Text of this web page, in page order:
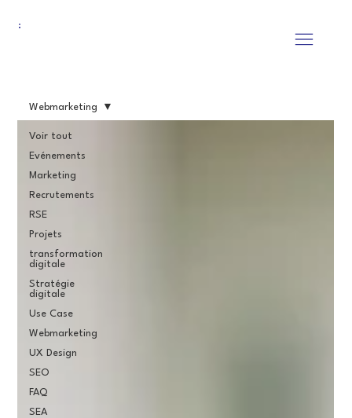
Voir tout
Evénements
Marketing
Recrutements
RSE
Projets
transformation
digitale
Stratégie
digitale
Use Case
Webmarketing
UX Design
SEO
FAQ
SEA
Webmarketing